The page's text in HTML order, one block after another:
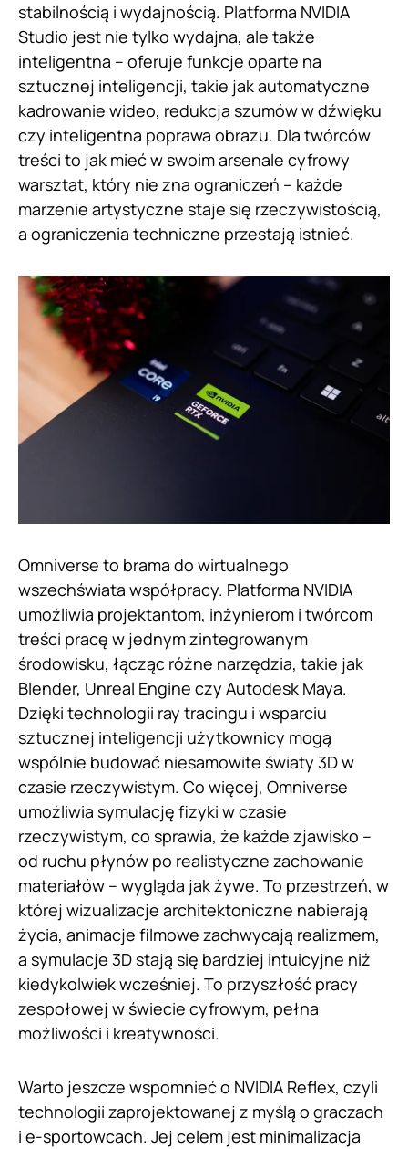
stabilnością i wydajnością. Platforma NVIDIA
Studio jest nie tylko wydajna, ale także
inteligentna – oferuje funkcje oparte na
sztucznej inteligencji, takie jak automatyczne
kadrowanie wideo, redukcja szumów w dźwięku
czy inteligentna poprawa obrazu. Dla twórców
treści to jak mieć w swoim arsenale cyfrowy
warsztat, który nie zna ograniczeń – każde
marzenie artystyczne staje się rzeczywistością,
a ograniczenia techniczne przestają istnieć.
Omniverse to brama do wirtualnego
wszechświata współpracy. Platforma NVIDIA
umożliwia projektantom, inżynierom i twórcom
treści pracę w jednym zintegrowanym
środowisku, łącząc różne narzędzia, takie jak
Blender, Unreal Engine czy Autodesk Maya.
Dzięki technologii ray tracingu i wsparciu
sztucznej inteligencji użytkownicy mogą
wspólnie budować niesamowite światy 3D w
czasie rzeczywistym. Co więcej, Omniverse
umożliwia symulację fizyki w czasie
rzeczywistym, co sprawia, że każde zjawisko –
od ruchu płynów po realistyczne zachowanie
materiałów – wygląda jak żywe. To przestrzeń, w
której wizualizacje architektoniczne nabierają
życia, animacje filmowe zachwycają realizmem,
a symulacje 3D stają się bardziej intuicyjne niż
kiedykolwiek wcześniej. To przyszłość pracy
zespołowej w świecie cyfrowym, pełna
możliwości i kreatywności.
Warto jeszcze wspomnieć o NVIDIA Reflex, czyli
technologii zaprojektowanej z myślą o graczach
i e-sportowcach. Jej celem jest minimalizacja